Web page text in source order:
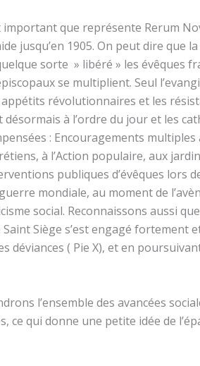
important que représente Rerum
jusqu’en 1905. On peut dire que la
sorte » libéré » les évêques
se multiplient. Seul
révolutionnaires et les
à l’ordre du jour et les
: Encouragements multiples
à l’Action populaire, aux
publiques d’évêques lors
mondiale, au moment de
social. Reconnaissons aussi
Siège s’est engagé fortement
( Pie X), et en
l’ensemble des avancées
ce qui donne une petite idée de